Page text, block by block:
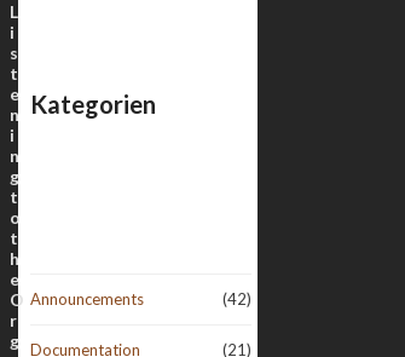
Kategorien
Announcements (42)
Documentation (21)
L
i
s
t
e
n
i
n
g
t
o
t
h
e
O
r
g